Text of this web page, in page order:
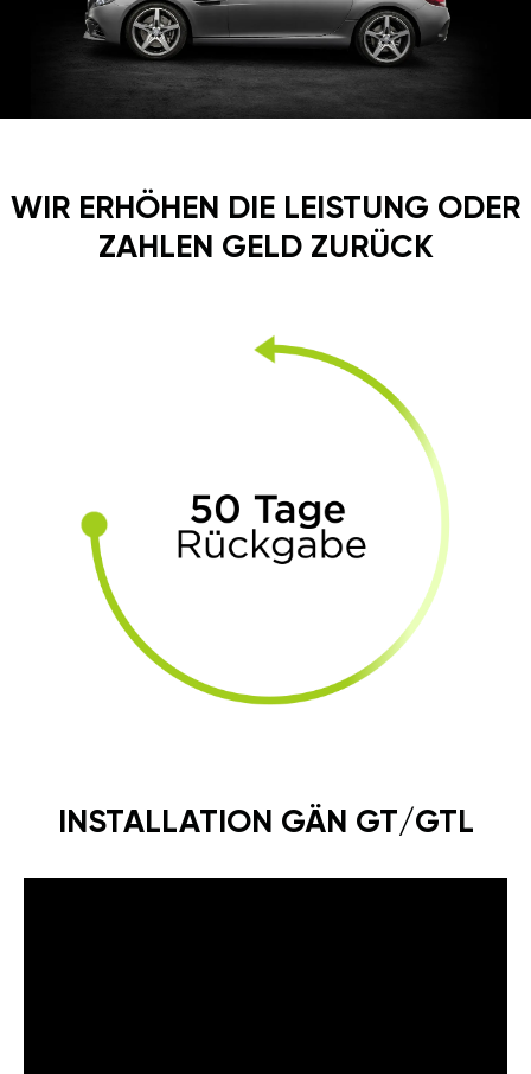
WIR ERHÖHEN DIE LEISTUNG ODER
ZAHLEN GELD ZURÜCK
INSTALLATION GÄN GT/GTL